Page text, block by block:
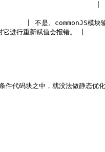
|
| 是
不是。commonJS模块输
只读的，对它进行重新
码块之中，就没法做静态优化